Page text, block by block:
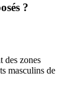
?
des zones
masculins de